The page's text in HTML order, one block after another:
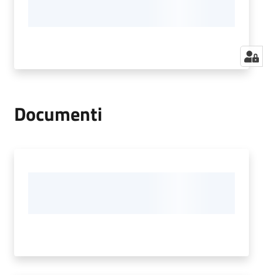
Documenti